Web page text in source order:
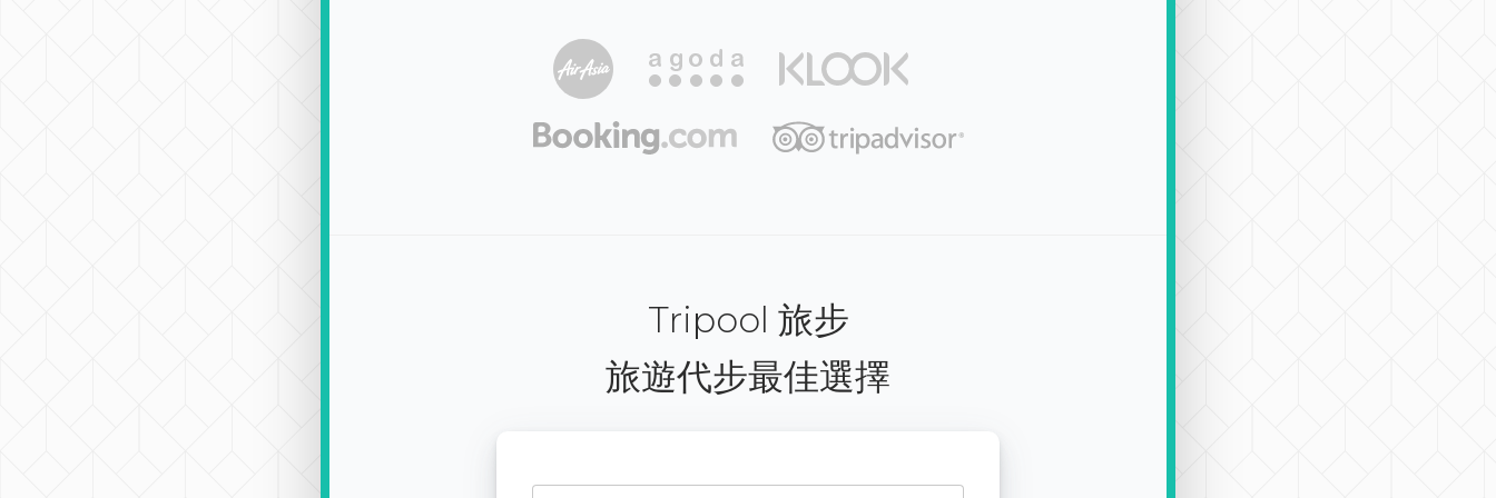
Tripool 旅步
旅遊代步最佳選擇